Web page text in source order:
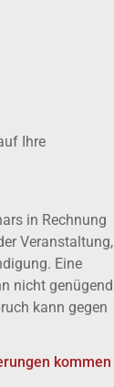
Ihre
in Rechnung
Veranstaltung,
Eine
nicht genügend
kann gegen
kommen